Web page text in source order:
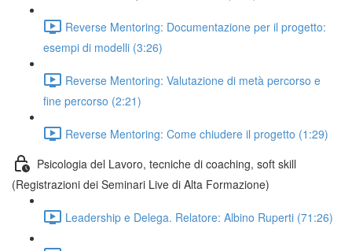
Reverse Mentoring: Documentazione per il progetto:
esempi di modelli (3:26)
Reverse Mentoring: Valutazione di metà percorso e
fine percorso (2:21)
Reverse Mentoring: Come chiudere il progetto (1:29)
Psicologia del Lavoro, tecniche di coaching, soft skill
(Registrazioni dei Seminari Live di Alta Formazione)
Leadership e Delega. Relatore: Albino Ruperti (71:26)